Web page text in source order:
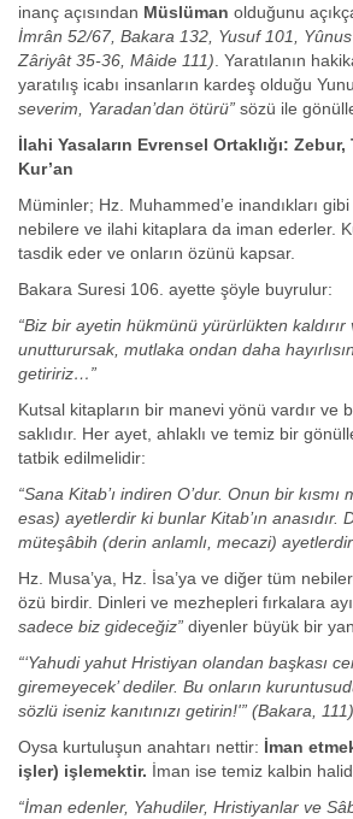
inanç açısından Müslüman olduğunu
İmrân 52/67, Bakara 132, Yusuf 101, Yûnus
Zâriyât 35-36, Mâide 111) . Yaratılanın
yaratılış icabı insanların kardeş olduğu
severim, Yaradan’dan ötürü” sözü ile
İlahi Yasaların Evrensel Ortaklığı:
Kur’an
Müminler; Hz. Muhammed’e inandıkları
nebilere ve ilahi kitaplara da iman ederler.
tasdik eder ve onların özünü kapsar.
Bakara Suresi 106. ayette şöyle buyrulur:
“Biz bir ayetin hükmünü yürürlükten kaldırır
unutturursak, mutlaka ondan daha
getiririz…”
Kutsal kitapların bir manevi yönü vardır ve
saklıdır. Her ayet, ahlaklı ve temiz bir
tatbik edilmelidir:
“Sana Kitab’ı indiren O’dur. Onun bir kısmı
esas) ayetlerdir ki bunlar Kitab’ın anasıdır.
müteşâbih (derin anlamlı, mecazi)
Hz. Musa’ya, Hz. İsa’ya ve diğer tüm
özü birdir. Dinleri ve mezhepleri fırkalara
sadece biz gideceğiz” diyenler büyük bir
“‘Yahudi yahut Hristiyan olandan başkası
giremeyecek’ dediler. Bu onların
sözlü iseniz kanıtınızı getirin!'” (Bakara, 111)
Oysa kurtuluşun anahtarı nettir: İman
işler) işlemektir. İman ise temiz kalbin
“İman edenler, Yahudiler, Hristiyanlar ve